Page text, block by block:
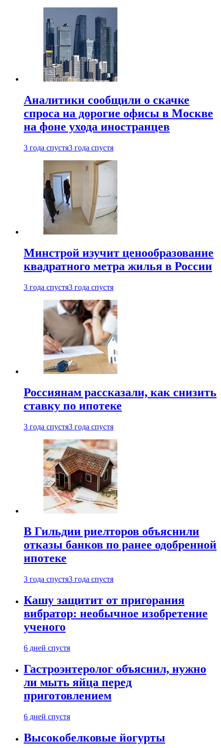
Аналитики сообщили о скачке
спроса на дорогие офисы в Москве
на фоне ухода иностранцев
3 года спустя3 года спустя
Минстрой изучит ценообразование
квадратного метра жилья в России
3 года спустя3 года спустя
Россиянам рассказали, как снизить
ставку по ипотеке
3 года спустя3 года спустя
В Гильдии риелторов объяснили
отказы банков по ранее одобренной
ипотеке
3 года спустя3 года спустя
Кашу защитит от пригорания
вибратор: необычное изобретение
ученого
6 дней спустя
Гастроэнтеролог объяснил, нужно
ли мыть яйца перед
приготовлением
6 дней спустя
Высокобелковые йогурты